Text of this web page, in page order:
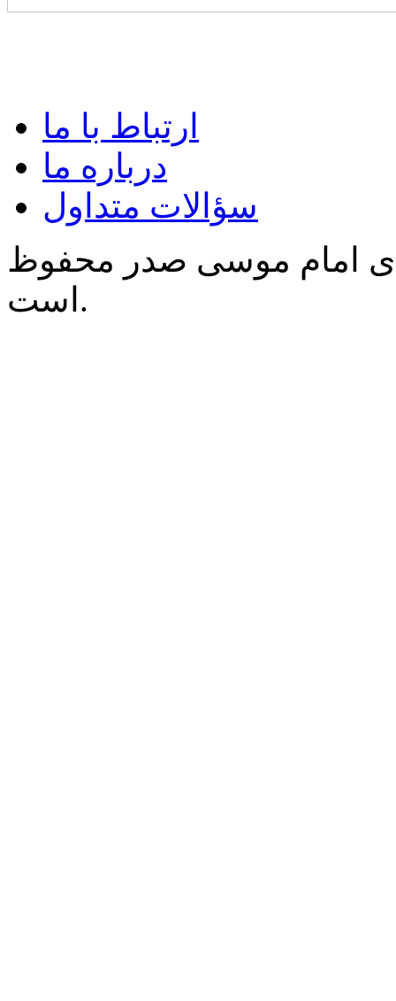
ارتباط با ما
درباره ما
سؤالات متداول
امام موسی صدر محفوظ
است.